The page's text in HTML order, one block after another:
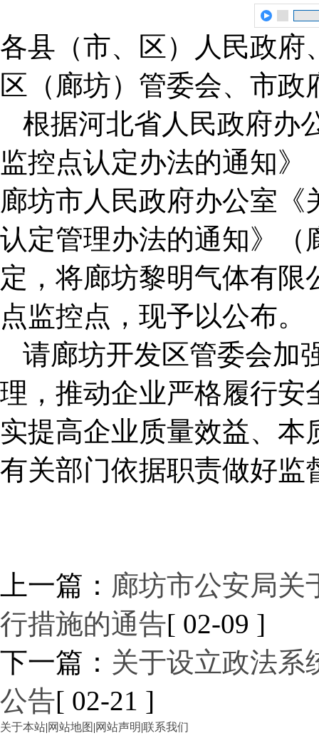
各县（市、区）人民政府
区（廊坊）管委会、市政
根据河北省人民政府办
监控点认定办法的通知》
廊坊市人民政府办公室
认定管理办法的通知》（
定，将廊坊黎明气体有
点监控点，现予以公布。
请廊坊开发区管委会加
理，推动企业严格履行安
实提高企业质量效益、
有关部门依据职责做好监
上一篇： 廊坊市公安局关
行措施的通告[ 02-09 ]
下一篇： 关于设立政法系
公告[ 02-21 ]
关于本站|网站地图 |网站声明|联系我们